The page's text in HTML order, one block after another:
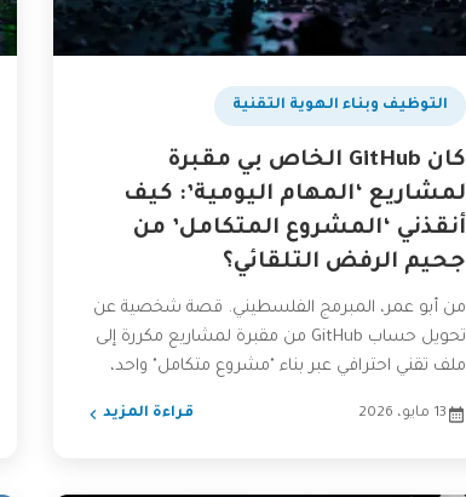
التوظيف وبناء الهوية التقنية
كان GitHub الخاص بي مقبرة
لمشاريع ‘المهام اليومية’: كيف
أنقذني ‘المشروع المتكامل’ من
جحيم الرفض التلقائي؟
من أبو عمر، المبرمج الفلسطيني. قصة شخصية عن
تحويل حساب GitHub من مقبرة لمشاريع مكررة إلى
ملف تقني احترافي عبر بناء "مشروع متكامل" واحد،
13 مايو، 2026 قراءة المزيد